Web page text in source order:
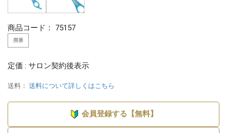
商品コード： 75157
廃番
定価 : サロン契約後表示
送料： 送料について詳しくはこちら
会員登録する【無料】